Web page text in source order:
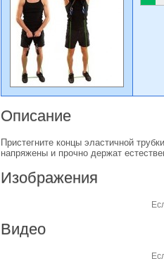
Описание
Пристегните концы эластичной
напряжены и прочно держат
Изображения
Видео